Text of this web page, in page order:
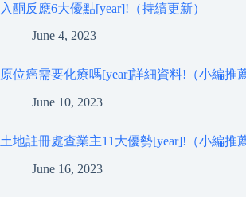
入酮反應6大優點[year]!（持續更新）
June 4, 2023
原位癌需要化療嗎[year]詳細資料!（小編推薦
June 10, 2023
土地註冊處查業主11大優勢[year]!（小編推薦
June 16, 2023